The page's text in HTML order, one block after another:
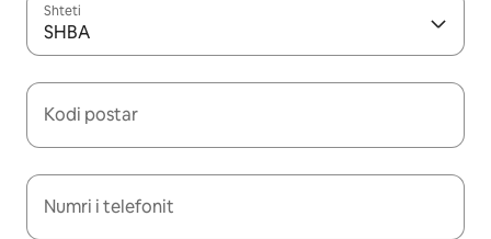
Shteti
SHBA
Kodi postar
Numri i telefonit